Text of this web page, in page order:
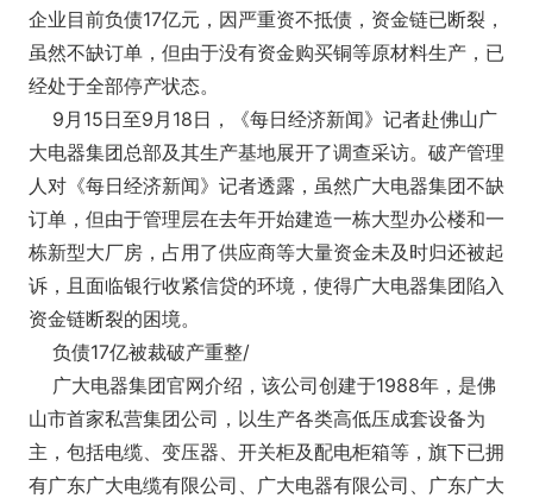
企业目前负债17亿元，因严重资不抵债，资金链已断裂，
虽然不缺订单，但由于没有资金购买铜等原材料生产，已
经处于全部停产状态。
9月15日至9月18日，《每日经济新闻》记者赴佛山广
大电器集团总部及其生产基地展开了调查采访。破产管理
人对《每日经济新闻》记者透露，虽然广大电器集团不缺
订单，但由于管理层在去年开始建造一栋大型办公楼和一
栋新型大厂房，占用了供应商等大量资金未及时归还被起
诉，且面临银行收紧信贷的环境，使得广大电器集团陷入
资金链断裂的困境。
负债17亿被裁破产重整/
广大电器集团官网介绍，该公司创建于1988年，是佛
山市首家私营集团公司，以生产各类高低压成套设备为
主，包括电缆、变压器、开关柜及配电柜箱等，旗下已拥
有广东广大电缆有限公司、广大电器有限公司、广东广大